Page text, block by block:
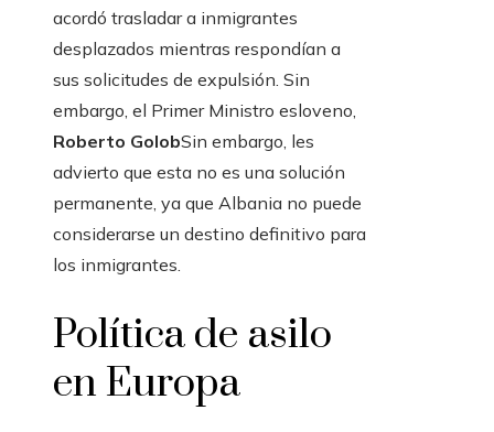
acordó trasladar a inmigrantes
desplazados mientras respondían a
sus solicitudes de expulsión. Sin
embargo, el Primer Ministro esloveno,
Roberto GolobSin embargo, les
advierto que esta no es una solución
permanente, ya que Albania no puede
considerarse un destino definitivo para
los inmigrantes.
Política de asilo
en Europa